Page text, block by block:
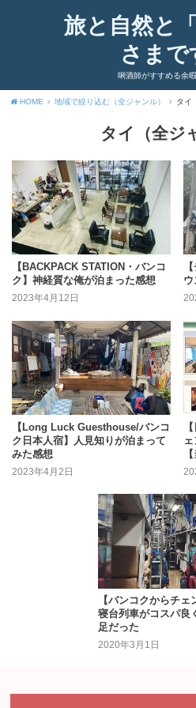
旅と自然と
さまで
唎酒師がすすめる余
HOME 地域で絞り込む（全ジャンル） タイ
タイ（全ジ
【BACKPACK STATION・バンコ
ク】神経質な俺が泊まった感想
2023年4月12日
【Long Luck Guesthouse/バンコ
ク日本人宿】人見知りが泊まって
みた感想
2023年4月2日
【バンコクからチェ
寝台列車がコスパ良
足だった
2020年3月1日